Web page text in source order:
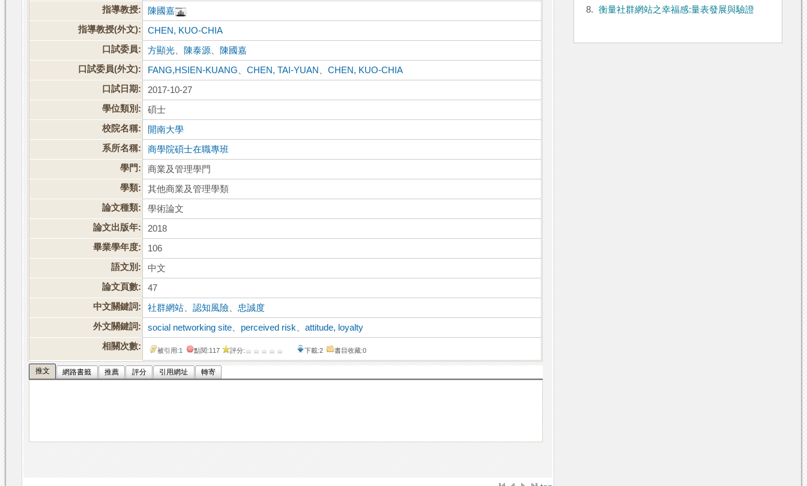
指導教授:
陳國嘉
指導教授(外文):
CHEN, KUO-CHIA
口試委員:
方顯光 陳泰源
陳國嘉
口試委員(外文):
FANG,HSIEN-KUANG 、CHEN, TAI-YUAN 、CHEN, KUO-CHIA
口試日期:
2017-10-27
學位類別:
碩士
校院名稱:
開南大學
系所名稱:
商學院碩士在職專班
學門:
商業及管理學門
學類:
其他商業及管理學類
論文種類:
學術論文
論文出版年:
2018
畢業學年度:
106
語文別:
中文
論文頁數:
47
中文關鍵詞:
社群網站 、認知風險
忠誠度
外文關鍵詞:
social networking site perceived risk 、attitude, loyalty
相關次數:
被引用:1 點閱:117 評分: 下載:2 書目收藏:0
推文 網路書籤 推薦 評分 引用網址 轉寄
8.
衡量社群網站之幸福感:量表發展與驗證